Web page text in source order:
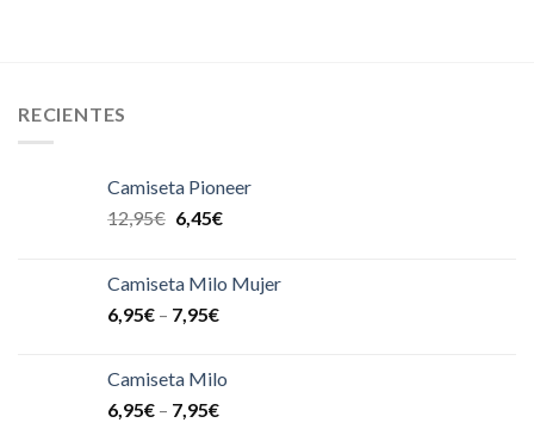
RECIENTES
Camiseta Pioneer
12,95€ 6,45€
Camiseta Milo Mujer
6,95€ – 7,95€
Camiseta Milo
6,95€ – 7,95€